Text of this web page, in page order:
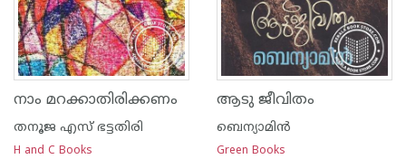
നാം മറക്കാതിരിക്കണം
തനൂജ എസ് ഭട്ടതിരി
H and C Books
ആടു ജീവിതം
ബെന്യാമിന്‍
Green Books